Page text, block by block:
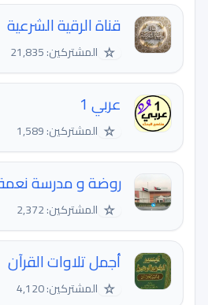
قناة الرقية الشرعية
☆ المشتركين: 21,835
عربي 1
☆ المشتركين: 1,589
روضة و مدرسة
☆ المشتركين: 2,372
أجمل تلاوات القرآن
☆ المشتركين: 4,120